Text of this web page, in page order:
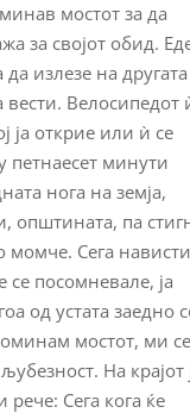
мостот за да
за својот обид.
излезе на другата
Велосипедот
ја открие или ѝ се
петнаесет минути
нога на земја,
општината, па
момче. Сега
се посомневале, ја
од устата заедно
мостот, ми се
На крајот
Сега кога ќе